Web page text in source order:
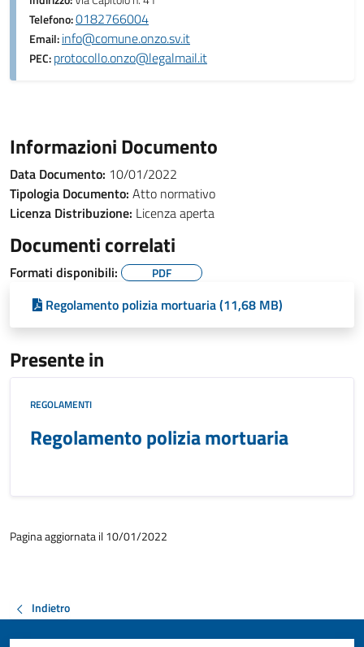
Telefono:0182766004
Email:info@comune.onzo.sv.it
PEC:protocollo.onzo@legalmail.it
Informazioni Documento
Data Documento: 10/01/2022
Tipologia Documento: Atto normativo
Licenza Distribuzione: Licenza aperta
Documenti correlati
Formati disponibili: PDF
Regolamento polizia mortuaria (11,68 MB)
Presente in
REGOLAMENTI
Regolamento polizia mortuaria
Pagina aggiornata il 10/01/2022
Indietro